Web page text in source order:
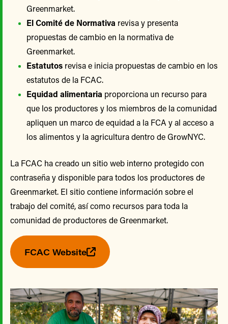
Greenmarket.
El Comité de Normativa revisa y presenta
propuestas de cambio en la normativa de
Greenmarket.
Estatutos revisa e inicia propuestas de cambio en los
estatutos de la FCAC.
Equidad alimentaria proporciona un recurso para
que los productores y los miembros de la comunidad
apliquen un marco de equidad a la FCA y al acceso a
los alimentos y la agricultura dentro de GrowNYC.
La FCAC ha creado un sitio web interno protegido con
contraseña y disponible para todos los productores de
Greenmarket. El sitio contiene información sobre el
trabajo del comité, así como recursos para toda la
comunidad de productores de Greenmarket.
FCAC Website